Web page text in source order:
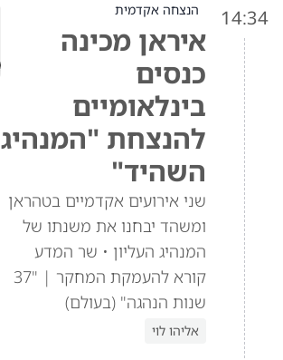
14:34 הנצחה אקדמית
איראן מכינה
כנסים
בינלאומיים
להנצחת "המנהיג
השהיד"
שני אירועים אקדמיים בטהראן
ומשהד יבחנו את משנתו של
המנהיג העליון • שר המדע
קורא להעמקת המחקר | "37
שנות הנהגה" (בעולם)
אליהו לוי